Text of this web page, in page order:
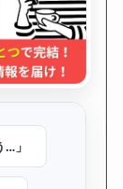
…」